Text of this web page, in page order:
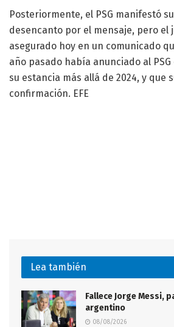
Posteriormente, el PSG manifestó
desencanto por el mensaje, pero el
asegurado hoy en un comunicado
año pasado había anunciado al
su estancia más allá de 2024, y que
confirmación. EFE
Lea también
Fallece Jorge Messi,
argentino
08/08/2026